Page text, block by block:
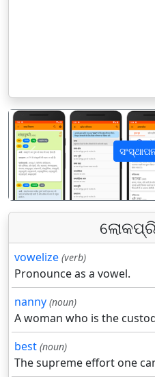
पिछला
vowelize (verb)
Pronounce as a vowel.
nanny (noun)
A woman who is the
best (noun)
The supreme effort one